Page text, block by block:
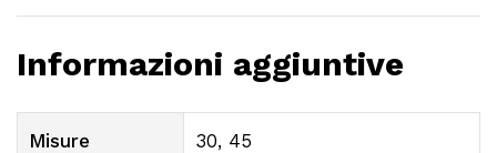
Informazioni aggiuntive
Misure 30, 45